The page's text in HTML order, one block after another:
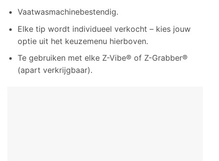
Vaatwasmachinebestendig.
Elke tip wordt individueel verkocht – kies jouw
optie uit het keuzemenu hierboven.
Te gebruiken met elke Z-Vibe® of Z-Grabber®
(apart verkrijgbaar).